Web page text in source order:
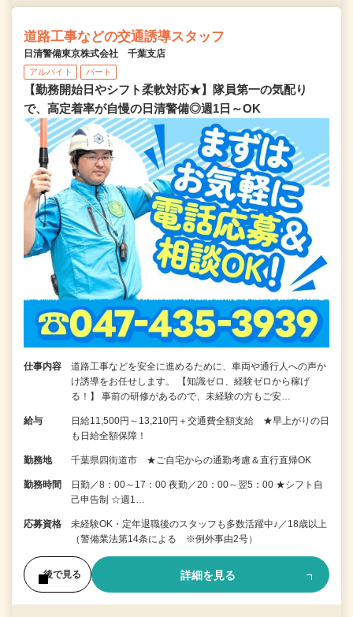
道路工事などの交通誘導スタッフ
日清警備東京株式会社 千葉支店
アルバイト パート
【勤務開始日やシフト柔軟対応★】隊員第一の気配り
で、高定着率が自慢の日清警備◎週1日～OK
仕事内容
道路工事などを安全に進めるために、車両や通行人への声か
け誘導をお任せします。 【知識ゼロ、経験ゼロから稼げ
る！】 事前の研修があるので、未経験の方もご安…
給与
日給11,500円～13,210円＋交通費全額支給 ★早上がりの日
も日給全額保障！
勤務地 千葉県四街道市 ★ご自宅からの通勤考慮＆直行直帰OK
勤務時間
日勤／8：00～17：00 夜勤／20：00～翌5：00 ★シフト自
己申告制 ☆週1…
応募資格
未経験OK・定年退職後のスタッフも多数活躍中♪／18歳以上
（警備業法第14条による ※例外事由2号）
後で見る 詳細を見る